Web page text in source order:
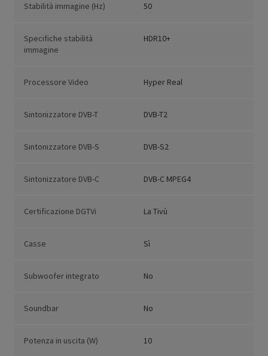
Stabilità immagine (Hz) 50
Specifiche stabilità
immagine
HDR10+
Processore Video Hyper Real
Sintonizzatore DVB-T DVB-T2
Sintonizzatore DVB-S DVB-S2
Sintonizzatore DVB-C DVB-C MPEG4
Certificazione DGTVi La Tivù
Casse Sì
Subwoofer integrato No
Soundbar No
Potenza in uscita (W) 10